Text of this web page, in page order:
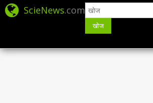
ScieNews.com
खोज